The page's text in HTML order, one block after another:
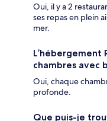
Oui, il y a 2
ses repas en plein
mer.
L’hébergement
chambres avec
Oui, chaque
profonde.
Que puis-je